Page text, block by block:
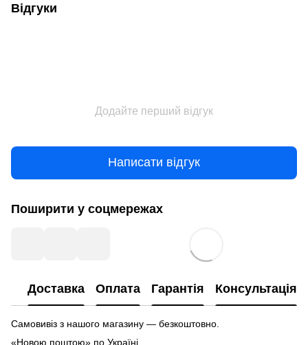
Відгуки
Додайте перший відгук
Написати відгук
Поширити у соцмережах
Доставка Оплата Гарантія Консультація
Самовивіз з нашого магазину — безкоштовно.
«Новою поштою» по Україні